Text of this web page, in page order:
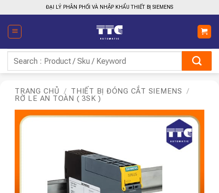
qua
nội
dung
ĐẠI LÝ PHÂN PHỐI VÀ NHẬP KHẨU THIẾT BỊ SIEMENS
kiếm:
TRANG CHỦ / THIẾT BỊ ĐÓNG CẮT SIEMENS
/
RỜ LE AN TOÀN ( 3SK )